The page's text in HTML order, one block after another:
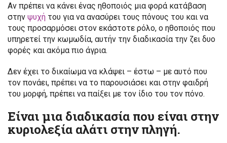
Αν πρέπει να κάνει ένας ηθοποιός μια φορά κατάβαση
στην ψυχή του για να ανασύρει τους πόνους του και να
τους προσαρμόσει στον εκάστοτε ρόλο, ο ηθοποιός που
υπηρετεί την κωμωδία, αυτήν την διαδικασία την ζει δυο
φορές και ακόμα πιο άγρια.
Δεν έχει το δικαίωμα να κλάψει – έστω – με αυτό που
τον πονάει, πρέπει να το παρουσιάσει και στην φαιδρή
του μορφή, πρέπει να παίξει με τον ίδιο του τον πόνο.
Είναι μια διαδικασία που είναι στην
κυριολεξία αλάτι στην πληγή.